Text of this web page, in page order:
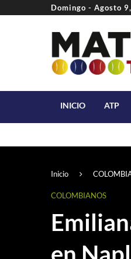
Domingo - Agosto
INICIO ATP
Inicio
COLOMBIANOS